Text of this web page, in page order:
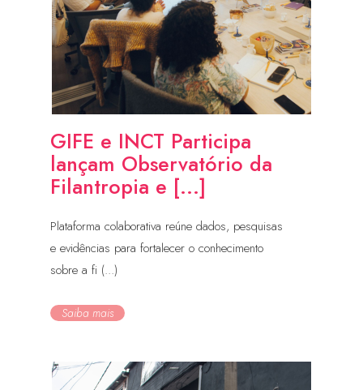
GIFE e INCT Participa
lançam Observatório da
Filantropia e [...]
Plataforma colaborativa reúne dados, pesquisas
e evidências para fortalecer o conhecimento
sobre a fi (...)
Saiba mais